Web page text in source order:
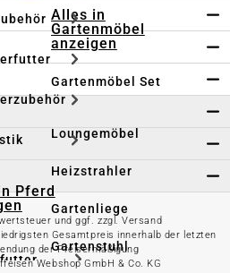
Pferd
Alles in
Gartenmöbel
anzeigen
Gartenmöbel Set
Loungemöbel
Heizstrahler
Gartenliege
Gartenstuhl
und ggf. zzgl. Versand
Gesamtpreis innerhalb der letzten
der Preisermäßigung
Webshop GmbH & Co. KG